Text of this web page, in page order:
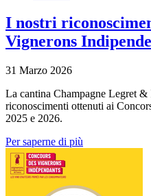
I nostri
Vignerons
31 Marzo 2026
La cantina Champagne Legret
riconoscimenti ottenuti ai
2025 e 2026.
Per saperne di più